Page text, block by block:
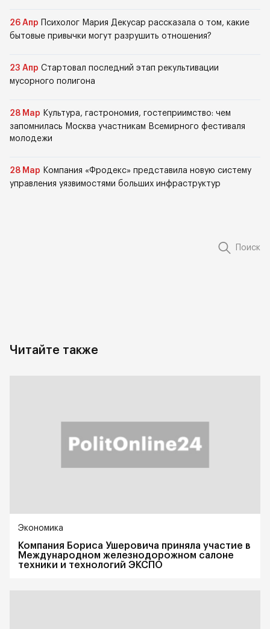
26 Апр
Психолог Мария Декусар рассказала о том, какие
бытовые привычки могут разрушить отношения?
23 Апр Стартовал последний этап рекультивации
мусорного полигона
28 Мар Культура, гастрономия, гостеприимство: чем
запомнилась Москва участникам Всемирного фестиваля
молодежи
28 Мар Компания «Фродекс» представила новую систему
управления уязвимостями больших инфраструктур
Поиск
Читайте также
Экономика
Компания Бориса Ушеровича приняла участие в
Международном железнодорожном салоне
техники и технологий ЭКСПО